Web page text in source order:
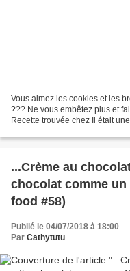
Vous aimez les cookies et les
??? Ne vous embêtez plus et
Recette trouvée chez Il était
...Crème au
chocolat comme
food #58)
Publié le 04/07/2018 à 18:00
Par Cathytutu